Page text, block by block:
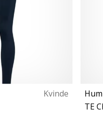
Kvinde
TE